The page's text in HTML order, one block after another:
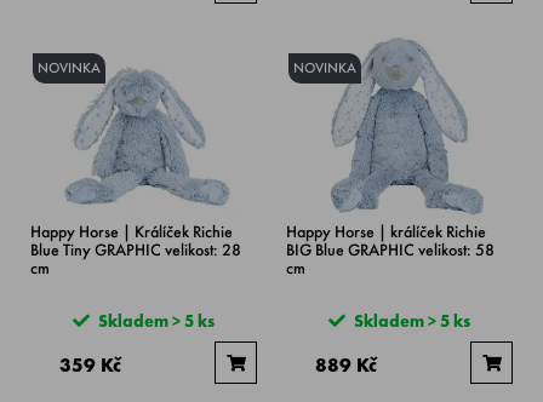
NOVINKA
Happy Horse | Králíček Richie
Blue Tiny GRAPHIC velikost: 28
cm
Skladem > 5 ks
359 Kč
NOVINKA
Happy Horse | králíček Richie
BIG Blue GRAPHIC velikost: 58
cm
Skladem > 5 ks
889 Kč